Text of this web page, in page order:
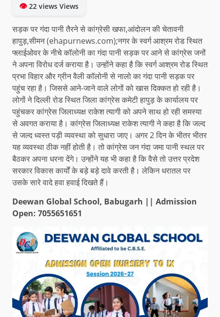
👁22 views Views
सड़क पर गंदा पानी तैरने से कांग्रेसी खफा,आंदोलन की चेतावनी
हापुड़,सीमन (ehapurnews.com);नगर के स्वर्ग आश्रम रोड स्थित
फ्लाईओवर के नीचे कॉलोनी का गंदा पानी सड़क पर आने से कांग्रेस जनों
ने अपना विरोध दर्ज कराया है। उन्होंने कहा है कि स्वर्ग आश्रम रोड स्थित
प्रभा विहार और ग्रीन वैली कॉलोनी से नालो का गंदा पानी सड़क पर
पहुंच रहा है। जिससे आने-जाने वाले लोगों को खास दिक्कत हो रही है।
लोगों ने दिल्ली रोड स्थित जिला कांग्रेस कमेटी हापुड़ के कार्यालय पर
पहुंचकर कांग्रेस जिलाध्यक्ष राकेश त्यागी को अपने साथ हो रही समस्या
से अवगत कराया है। कांग्रेस जिलाध्यक्ष राकेश त्यागी ने कहा है कि जल्द
से जल्द ध्वस्त पड़ी व्यवस्था को सुधारा जाए। अगर 2 दिन के भीतर भीतर
यह व्यवस्था ठीक नहीं होती है। तो कांग्रेस जन गंदा जमा पानी स्थल पर
बैठकर अपना धरना देंगे। उन्होंने यह भी कहा है कि वैसे तो उत्तर प्रदेश
सरकार विकास कार्यों के बड़े बड़े दावे करती है। लेकिन धरातल पर
उसके सारे वादे हवा हवाई दिखते हैं।
Deewan Global School, Babugarh || Admission
Open: 7055651651